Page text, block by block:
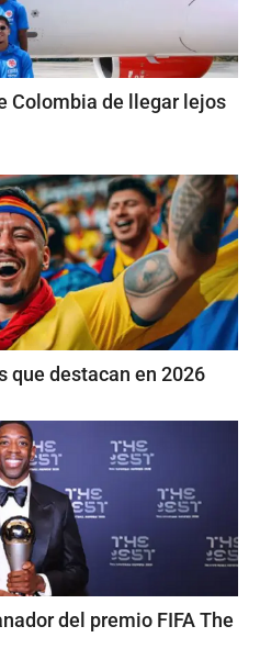
Colombia de llegar lejos
que destacan en 2026
del premio FIFA The